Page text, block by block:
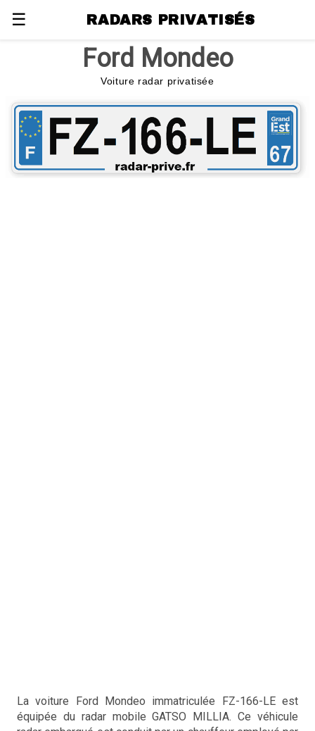
☰ RADARS PRIVATISÉS
Ford Mondeo
Voiture radar privatisée
La voiture Ford Mondeo immatriculée FZ-166-LE est
équipée du radar mobile GATSO MILLIA. Ce véhicule